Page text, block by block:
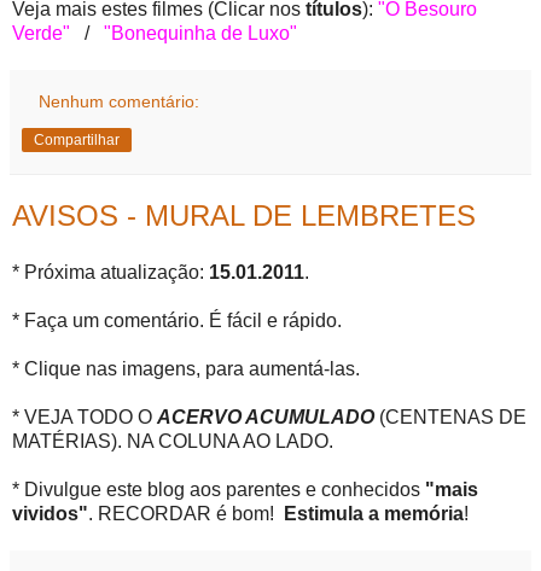
Veja mais estes filmes (Clicar nos títulos): "O Besouro
Verde" / "Bonequinha de Luxo"
Nenhum comentário:
Compartilhar
AVISOS - MURAL DE LEMBRETES
* Próxima atualização: 15.01.2011.
* Faça um comentário. É fácil e rápido.
* Clique nas imagens, para aumentá-las.
* VEJA TODO O ACERVO ACUMULADO(CENTENAS DE
MATÉRIAS). NA COLUNA AO LADO.
* Divulgue este blog aos parentes e conhecidos "mais
vividos". RECORDAR é bom! Estimula a memória!